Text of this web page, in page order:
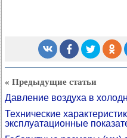
« Предыдущие статьи
Давление воздуха в
Технические
эксплуатационные